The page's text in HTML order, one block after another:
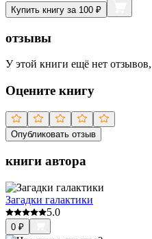
Купить книгу за 100 ₽
отзывы
У этой книги ещё нет
Оцените книгу
Опубликовать отзыв
книги автора
Загадки галактики
5.0
0 ₽